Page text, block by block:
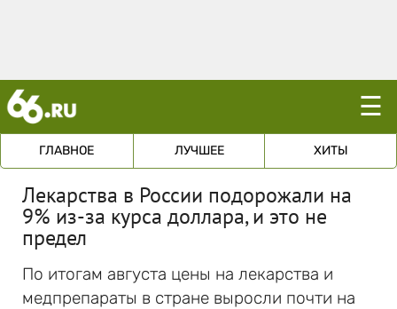
☰
ГЛАВНОЕ ЛУЧШЕЕ ХИТЫ
Лекарства в России подорожали на
9% из-за курса доллара, и это не
предел
По итогам августа цены на лекарства и
медпрепараты в стране выросли почти на